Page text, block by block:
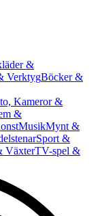
&
VerktygBöcker &
Kameror &
&
MusikMynt &
Sport &
VäxterTV-spel &